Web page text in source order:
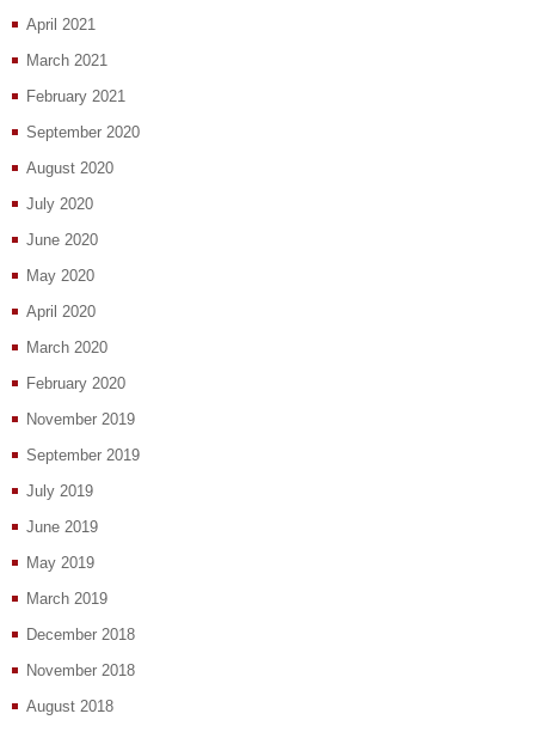
April 2021
March 2021
February 2021
September 2020
August 2020
July 2020
June 2020
May 2020
April 2020
March 2020
February 2020
November 2019
September 2019
July 2019
June 2019
May 2019
March 2019
December 2018
November 2018
August 2018